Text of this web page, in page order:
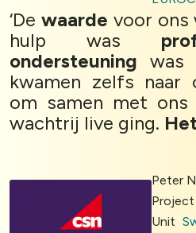
‘De waarde voor ons
hulp was
ondersteuning was
kwamen zelfs naar
om samen met
wachtrij live ging.
Peter
Unit